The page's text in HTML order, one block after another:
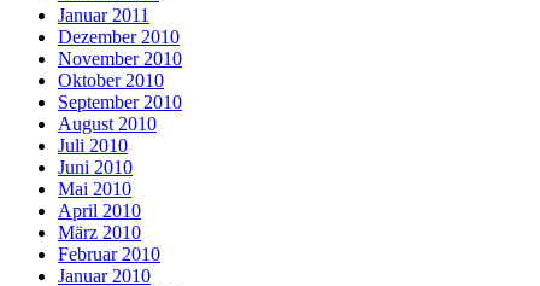
Januar 2011
Dezember 2010
November 2010
Oktober 2010
September 2010
August 2010
Juli 2010
Juni 2010
Mai 2010
April 2010
März 2010
Februar 2010
Januar 2010